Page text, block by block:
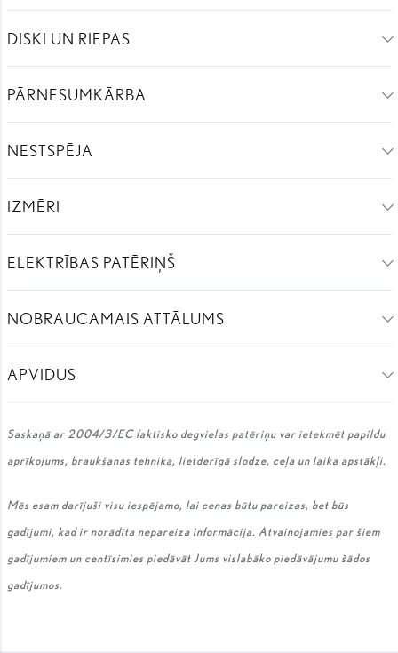
DISKI UN RIEPAS
PĀRNESUMKĀRBA
NESTSPĒJA
IZMĒRI
ELEKTRĪBAS PATĒRIŅŠ
NOBRAUCAMAIS ATTĀLUMS
APVIDUS
Saskaņā ar 2004/3/EC faktisko degvielas patēriņu var ietekmēt papildu
aprīkojums, braukšanas tehnika, lietderīgā slodze, ceļa un laika apstākļi.
Mēs esam darījuši visu iespējamo, lai cenas būtu pareizas, bet būs
gadījumi, kad ir norādīta nepareiza informācija. Atvainojamies par šiem
gadījumiem un centīsimies piedāvāt Jums vislabāko piedāvājumu šādos
gadījumos.